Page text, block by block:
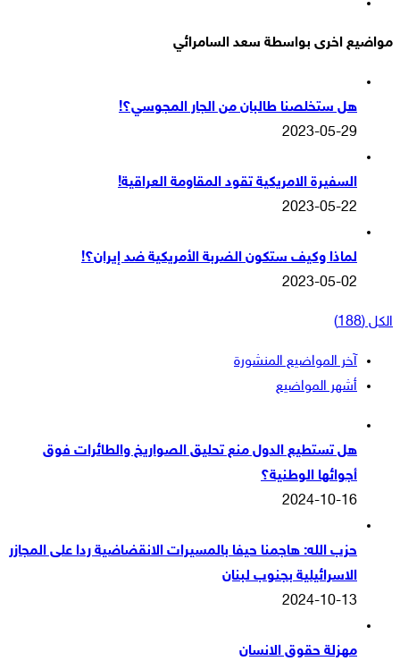
مواضيع اخرى بواسطة سعد السامرائي
هل ستخلصنا طالبان من الجار المجوسي؟!
2023-05-29
السفيرة الامريكية تقود المقاومة العراقية!
2023-05-22
لماذا وكيف ستكون الضربة الأمريكية ضد إيران؟!
2023-05-02
الكل (188)
آخر المواضيع المنشورة
أشهر المواضيع
هل تستطيع الدول منع تحليق الصواريخ والطائرات فوق
أجوائها الوطنية؟
2024-10-16
حزب الله: هاجمنا حيفا بالمسيرات الانقضاضية ردا على المجازر
الاسرائيلية بجنوب لبنان
2024-10-13
مهزلة حقوق الانسان